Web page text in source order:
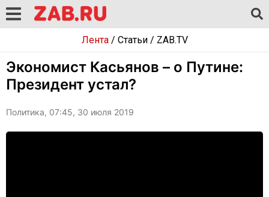
Лента/ Статьи/ ZAB.TV
Экономист Касьянов – о Путине:
Президент устал?
Политика, 07:45, 30 июля 2019